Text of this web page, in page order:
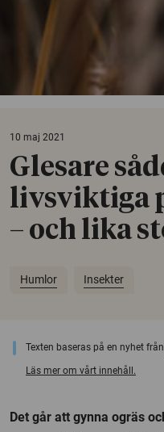
10 maj 2021
Glesare
livsviktiga
– och lika
Humlor Insekter
Texten baseras på en nyhet från
Läs mer om vårt innehåll.
Det går att gynna ogräs